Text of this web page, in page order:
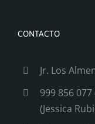
CONTACTO
Jr. Los
999 856
(Jessica